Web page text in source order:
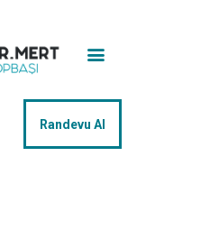
Randevu Al